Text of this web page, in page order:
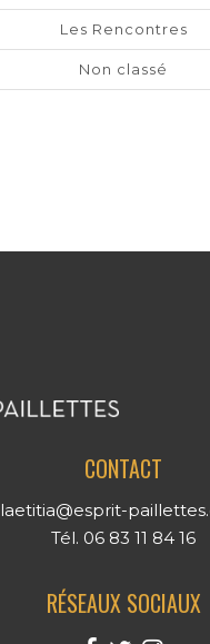
Les Rencontres
Non classé
CONTACT
laetitia@esprit-
Tél. 06 83 11 84 16
RÉSEAUX SOCIAUX